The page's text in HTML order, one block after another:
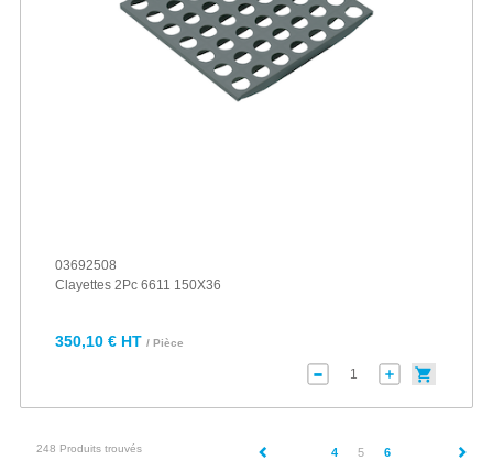
03692508
Clayettes 2Pc 6611 150X36
350,10 € HT / Pièce
248 Produits trouvés 4 5(current)
6